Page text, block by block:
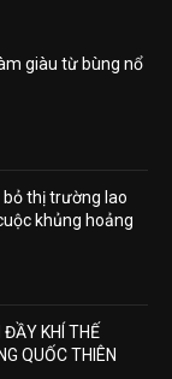
giàu từ bùng nổ
bỏ thị trường lao
khủng hoảng
ĐẦY KHÍ THẾ
QUỐC THIÊN